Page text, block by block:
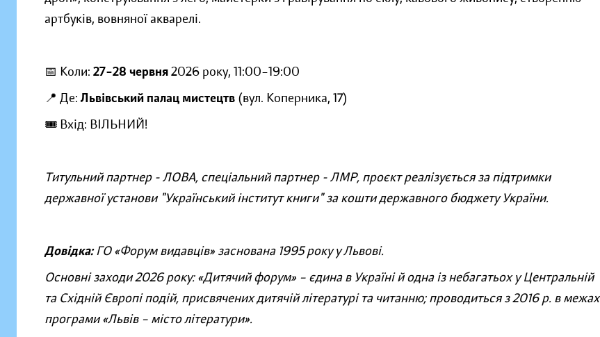
артбуків, вовняної акварелі.
📅 Коли: 27–28 червня2026 року, 11:00–19:00
📍 Де: Львівський палац мистецтв (вул. Коперника, 17)
🎟️ Вхід: ВІЛЬНИЙ!
Титульний партнер - ЛОВА, спеціальний партнер - ЛМР, проєкт реалізується за підтримки
державної установи "Український інститут книги" за кошти державного бюджету України.
Довідка:ГО «Форум видавців» заснована 1995 року у Львові.
Основні заходи 2026 року:«Дитячий форум» – єдина в Україні й одна із небагатьох у Центральній
та Східній Європі подій, присвячених дитячій літературі та читанню;проводиться з 2016 р. в межах
програми «Львів – місто літератури».